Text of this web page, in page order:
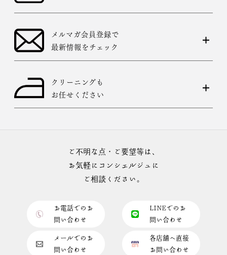
メルマガ会員登録で
最新情報をチェック
クリーニングも
お任せください
ご不明な点・ご要望等は、
お気軽にコンシェルジュに
ご相談ください。
お電話でのお
問い合わせ
LINEでのお
問い合わせ
メールでのお
問い合わせ
各店舗へ直接
お問い合わせ